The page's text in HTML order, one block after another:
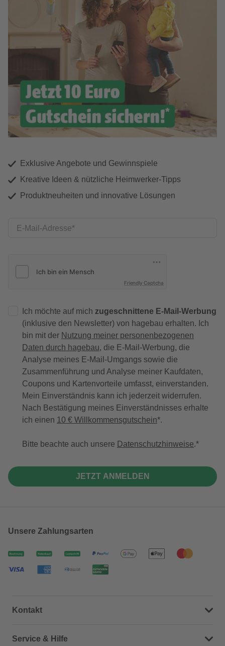
Exklusive Angebote und Gewinnspiele
Kreative Ideen & nützliche Heimwerker-Tipps
Produktneuheiten und innovative Lösungen
E-Mail-Adresse
Friendly Captcha
Ich möchte auf mich zugeschnittene E-Mail-Werbung
(inklusive den Newsletter) von hagebau erhalten. Ich
bin mit der Nutzung meiner personenbezogenen
Daten durch hagebau, die E-Mail-Werbung, die
Analyse meines E-Mail-Umgangs sowie die
Zusammenführung und Analyse meiner Kaufdaten,
Coupons und Kartenvorteile umfasst, einverstanden.
Mein Einverständnis kann ich jederzeit widerrufen.
Nach Bestätigung meines Einverständnisses erhalte
ich einen 10 € Willkommensgutschein*.
Bitte beachte auch unsere Datenschutzhinweise.
JETZT ANMELDEN
Unsere Zahlungsarten
Kontakt
Dein Kontakt zu uns
Service & Hilfe